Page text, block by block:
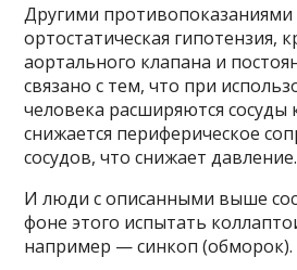
Другими противопоказаниями
ортостатическая гипотензия,
аортального клапана и
связано с тем, что при
человека расширяются
снижается периферическое
сосудов, что снижает давление.
И люди с описанными выше
фоне этого испытать
например — синкоп (обморок).